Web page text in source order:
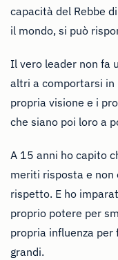
capacità del Rebbe
il mondo, si può
Il vero leader non fa
altri a comportarsi in
propria visione e i
che siano poi loro a
A 15 anni ho capito
meriti risposta e non
rispetto. E ho
proprio potere per
propria influenza per
grandi.